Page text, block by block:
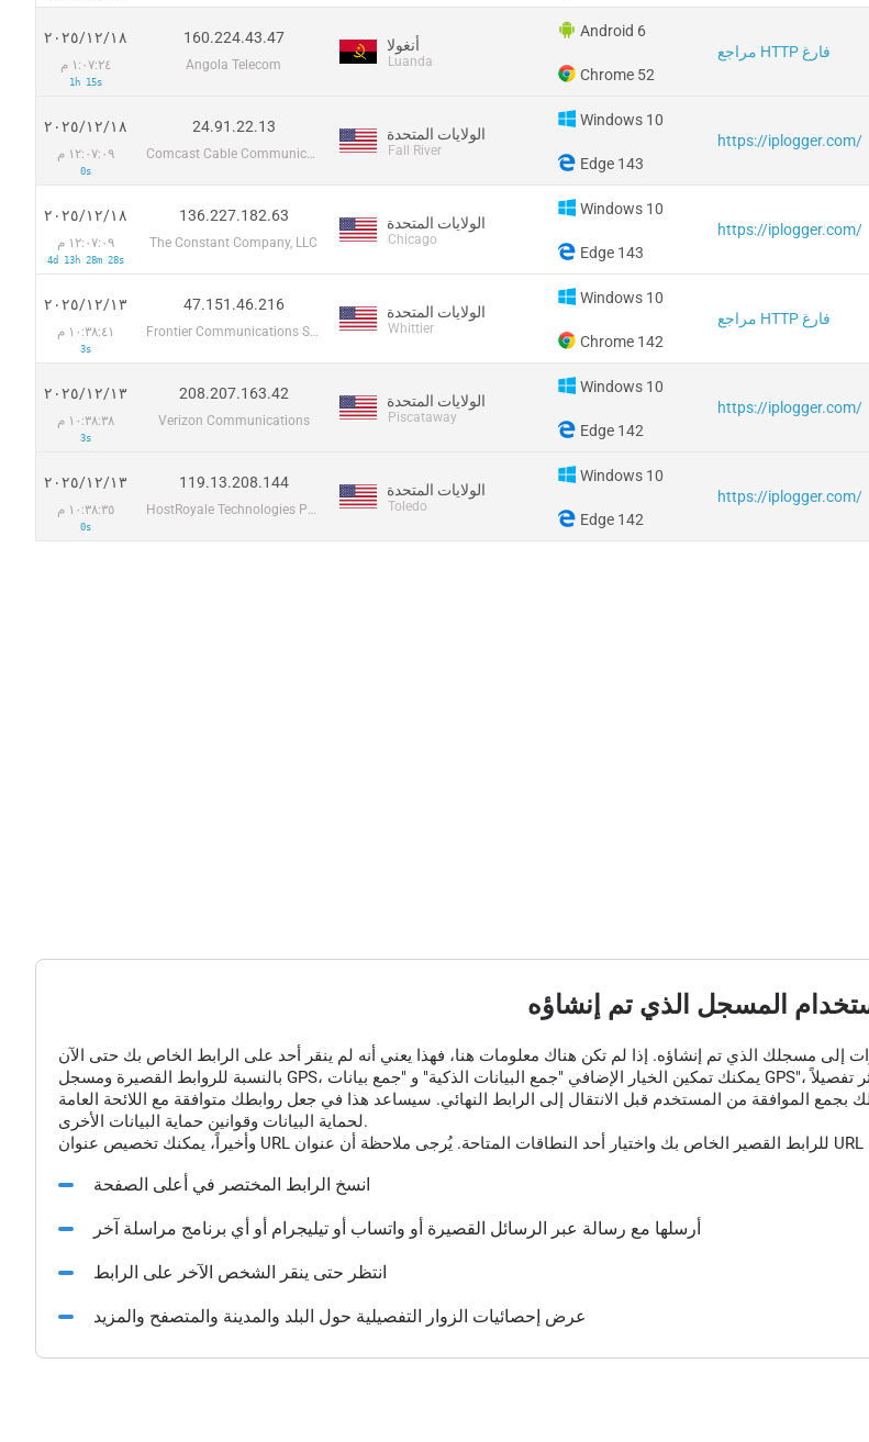
١٨‏/١٢‏/٢٠٢٥
١:٠٧:٢٤ م
1h 15s
160.224.43.47
Angola Telecom
أنغولا
Luanda
Android 6
Chrome 52
مراجع HTTP فارغ
١٨‏/١٢‏/٢٠٢٥
١٢:٠٧:٠٩ م
0s
24.91.22.13
Comcast Cable Communications
الولايات المتحدة
Fall River
Windows 10
Edge 143
https://iplogger.com/
١٨‏/١٢‏/٢٠٢٥
١٢:٠٧:٠٩ م
4d 13h 28m 28s
136.227.182.63
The Constant Company, LLC
الولايات المتحدة
Chicago
Windows 10
Edge 143
https://iplogger.com/
١٣‏/١٢‏/٢٠٢٥
١٠:٣٨:٤١ م
3s
47.151.46.216
Frontier Communications Solutions
الولايات المتحدة
Whittier
Windows 10
Chrome 142
مراجع HTTP فارغ
١٣‏/١٢‏/٢٠٢٥
١٠:٣٨:٣٨ م
3s
208.207.163.42
Verizon Communications
الولايات المتحدة
Piscataway
Windows 10
Edge 142
https://iplogger.com/
١٣‏/١٢‏/٢٠٢٥
١٠:٣٨:٣٥ م
0s
119.13.208.144
HostRoyale Technologies Pvt Ltd
الولايات المتحدة
Toledo
Windows 10
Edge 142
https://iplogger.com/
المسجل الذي تم إنشاؤه
الموافقة من المستخدم قبل الانتقال إلى الرابط النهائي. سيساعد هذا في جعل روابطك متوافقة مع اللائحة العامة
لحماية البيانات وقوانين حماية البيانات الأخرى.
انسخ الرابط المختصر في أعلى الصفحة
أرسلها مع رسالة عبر الرسائل القصيرة أو واتساب أو تيليجرام أو أي برنامج مراسلة آخر
انتظر حتى ينقر الشخص الآخر على الرابط
عرض إحصائيات الزوار التفصيلية حول البلد والمدينة والمتصفح والمزيد